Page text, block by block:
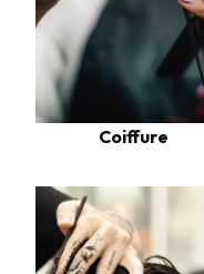
Coiffure